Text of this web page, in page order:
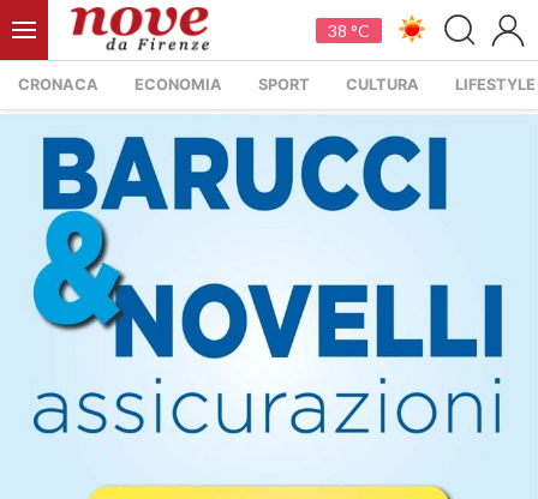
38 °C
CRONACA ECONOMIA SPORT CULTURA LIFESTYLE